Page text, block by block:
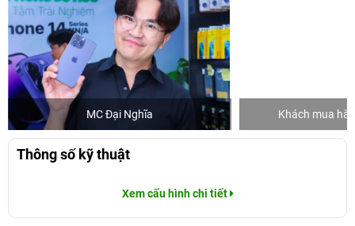
MC Đại Nghĩa Khách mua
Thông số kỹ thuật
Xem cấu hình chi tiết